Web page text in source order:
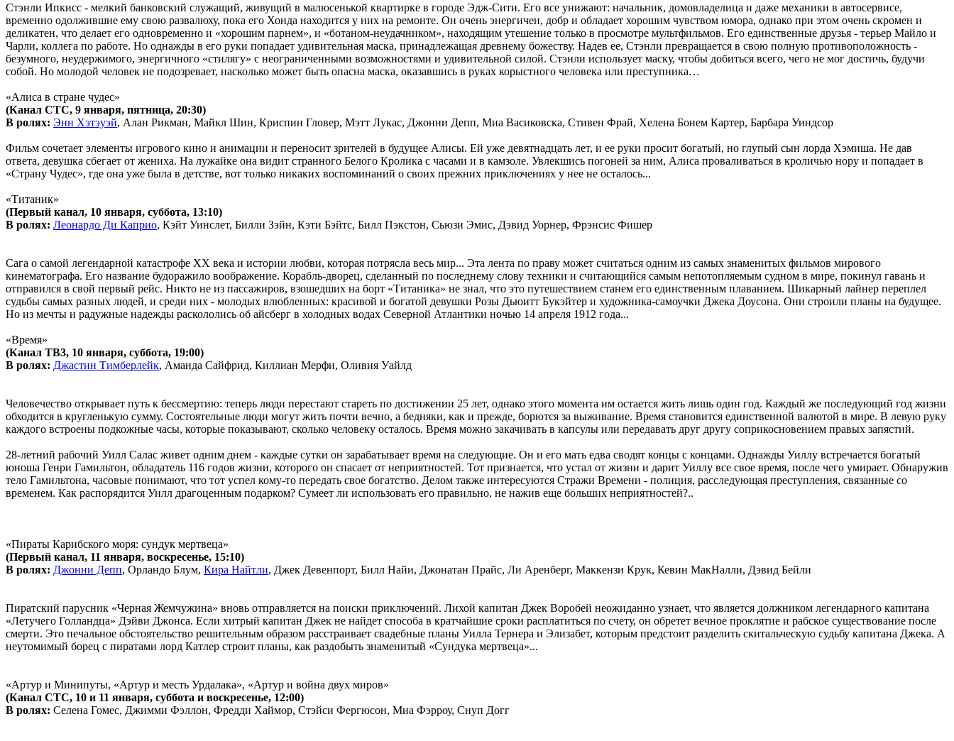
Стэнли Ипкисс - мелкий банковский служащий, живущий в малюсенькой квартирке в городе Эдж-Сити. Его все унижают: начальник, домовладелица и даже механики в автосервисе,
временно одолжившие ему свою развалюху, пока его Хонда находится у них на ремонте. Он очень энергичен, добр и обладает хорошим чувством юмора, однако при этом очень скромен и
деликатен, что делает его одновременно и «хорошим парнем», и «ботаном-неудачником», находящим утешение только в просмотре мультфильмов. Его единственные друзья - терьер Майло и
Чарли, коллега по работе. Но однажды в его руки попадает удивительная маска, принадлежащая древнему божеству. Надев ее, Стэнли превращается в свою полную противоположность -
безумного, неудержимого, энергичного «стилягу» с неограниченными возможностями и удивительной силой. Стэнли использует маску, чтобы добиться всего, чего не мог достичь, будучи
собой. Но молодой человек не подозревает, насколько может быть опасна маска, оказавшись в руках корыстного человека или преступника…
«Алиса в стране чудес»
(Канал СТС, 9 января, пятница, 20:30)
В ролях: Энн Хэтэуэй, Алан Рикман, Майкл Шин, Криспин Гловер, Мэтт Лукас, Джонни Депп, Миа Васиковска, Стивен Фрай, Хелена Бонем Картер, Барбара Уиндсор
Фильм сочетает элементы игрового кино и анимации и переносит зрителей в будущее Алисы. Ей уже девятнадцать лет, и ее руки просит богатый, но глупый сын лорда Хэмиша. Не дав
ответа, девушка сбегает от жениха. На лужайке она видит странного Белого Кролика с часами и в камзоле. Увлекшись погоней за ним, Алиса проваливаться в кроличью нору и попадает в
«Страну Чудес», где она уже была в детстве, вот только никаких воспоминаний о своих прежних приключениях у нее не осталось...
«Титаник»
(Первый канал, 10 января, суббота, 13:10)
В ролях: Леонардо Ди Каприо, Кэйт Уинслет, Билли Зэйн, Кэти Бэйтс, Билл Пэкстон, Сьюзи Эмис, Дэвид Уорнер, Фрэнсис Фишер
Сага о самой легендарной катастрофе ХХ века и истории любви, которая потрясла весь мир... Эта лента по праву может считаться одним из самых знаменитых фильмов мирового
кинематографа. Его название будоражило воображение. Корабль-дворец, сделанный по последнему слову техники и считающийся самым непотопляемым судном в мире, покинул гавань и
отправился в свой первый рейс. Никто не из пассажиров, взошедших на борт «Титаника» не знал, что это путешествием станем его единственным плаванием. Шикарный лайнер переплел
судьбы самых разных людей, и среди них - молодых влюбленных: красивой и богатой девушки Розы Дьюитт Букэйтер и художника-самоучки Джека Доусона. Они строили планы на будущее.
Но из мечты и радужные надежды раскололись об айсберг в холодных водах Северной Атлантики ночью 14 апреля 1912 года...
«Время»
(Канал ТВ3, 10 января, суббота, 19:00)
В ролях: Джастин Тимберлейк, Аманда Сайфрид, Киллиан Мерфи, Оливия Уайлд
Человечество открывает путь к бессмертию: теперь люди перестают стареть по достижении 25 лет, однако этого момента им остается жить лишь один год. Каждый же последующий год жизни
обходится в кругленькую сумму. Состоятельные люди могут жить почти вечно, а бедняки, как и прежде, борются за выживание. Время становится единственной валютой в мире. В левую руку
каждого встроены подкожные часы, которые показывают, сколько человеку осталось. Время можно закачивать в капсулы или передавать друг другу соприкосновением правых запястий.
28-летний рабочий Уилл Салас живет одним днем - каждые сутки он зарабатывает время на следующие. Он и его мать едва сводят концы с концами. Однажды Уиллу встречается богатый
юноша Генри Гамильтон, обладатель 116 годов жизни, которого он спасает от неприятностей. Тот признается, что устал от жизни и дарит Уиллу все свое время, после чего умирает. Обнаружив
тело Гамильтона, часовые понимают, что тот успел кому-то передать свое богатство. Делом также интересуются Стражи Времени - полиция, расследующая преступления, связанные со
временем. Как распорядится Уилл драгоценным подарком? Сумеет ли использовать его правильно, не нажив еще больших неприятностей?..
«Пираты Карибского моря: сундук мертвеца»
(Первый канал, 11 января, воскресенье, 15:10)
В ролях: Джонни Депп, Орландо Блум, Кира Найтли, Джек Девенпорт, Билл Найи, Джонатан Прайс, Ли Аренберг, Маккензи Крук, Кевин МакНалли, Дэвид Бейли
Пиратский парусник «Черная Жемчужина» вновь отправляется на поиски приключений. Лихой капитан Джек Воробей неожиданно узнает, что является должником легендарного капитана
«Летучего Голландца» Дэйви Джонса. Если хитрый капитан Джек не найдет способа в кратчайшие сроки расплатиться по счету, он обретет вечное проклятие и рабское существование после
смерти. Это печальное обстоятельство решительным образом расстраивает свадебные планы Уилла Тернера и Элизабет, которым предстоит разделить скитальческую судьбу капитана Джека. А
неутомимый борец с пиратами лорд Катлер строит планы, как раздобыть знаменитый «Сундука мертвеца»...
«Артур и Минипуты, «Артур и месть Урдалака», «Артур и война двух миров»
(Канал СТС, 10 и 11 января, суббота и воскресенье, 12:00)
В ролях: Селена Гомес, Джимми Фэллон, Фредди Хаймор, Стэйси Фергюсон, Миа Фэрроу, Снуп Догг